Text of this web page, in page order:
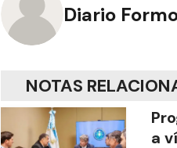
Diario
NOTAS
a